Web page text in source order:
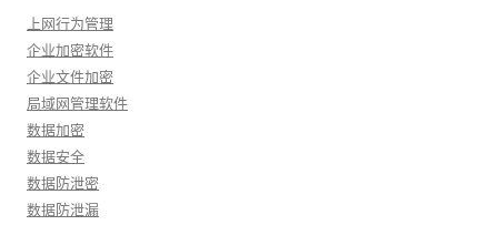
上网行为管理
企业加密软件
企业文件加密
局域网管理软件
数据加密
数据安全
数据防泄密
数据防泄漏